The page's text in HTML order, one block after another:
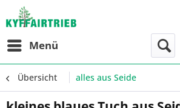
Menü
Übersicht alles aus Seide